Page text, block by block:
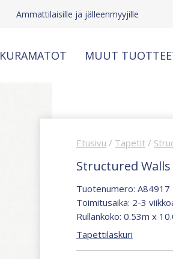
Ammattilaisille ja jälleenmyyjille
KURAMATOT MUUT
Etusivu / Tapetit /
Structured
Tuotenumero: A84917
Toimitusaika: 2-3
Rullankoko: 0.53m x
Tapettilaskuri